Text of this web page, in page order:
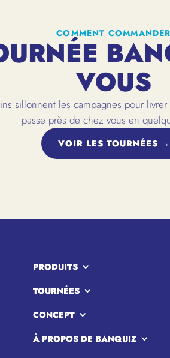
COMMENT COMMANDER
VOUS
sillonnent les campagnes pour
passe près de chez vous en
VOIR LES TOURNÉES →
PRODUITS
TOURNÉES
CONCEPT
À PROPOS DE BANQUIZ